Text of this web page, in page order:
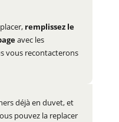
remplissez le
avec les
vous recontacterons
déjà en duvet, et
pouvez la replacer